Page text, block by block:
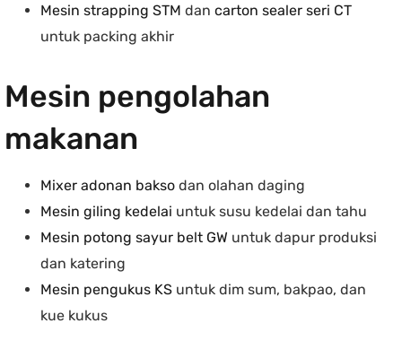
Mesin strapping STM dan carton sealer seri CT
untuk packing akhir
Mesin pengolahan
makanan
Mixer adonan bakso dan olahan daging
Mesin giling kedelai untuk susu kedelai dan tahu
Mesin potong sayur belt GW untuk dapur produksi
dan katering
Mesin pengukus KS untuk dim sum, bakpao, dan
kue kukus